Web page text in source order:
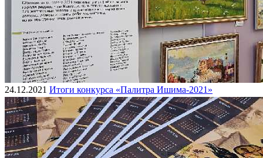
24.12.2021 Итоги конкурса «Палитра Ишима-2021»